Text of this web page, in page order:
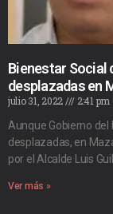
Bienestar Social
desplazadas en
julio 31, 2022
2:41 pm
Aunque Gobierno
desplazadas, en
por el Alcalde Luis
Ver más »